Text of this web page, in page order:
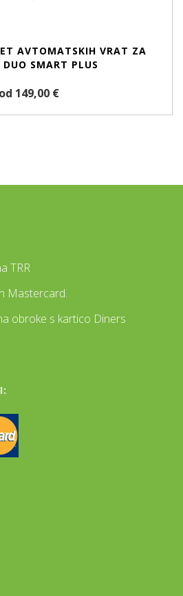
AVTOMATSKIH VRAT ZA
DUO SMART PLUS
od 149,00 €
TRR
Mastercard.
obroke s kartico Diners